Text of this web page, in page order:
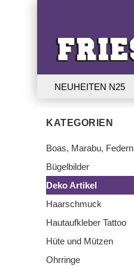
NEUHEITEN N25
KATEGORIEN
Boas, Marabu, Federn
Bügelbilder
Deko Artikel
Haarschmuck
Hautaufkleber Tattoo
Hüte und Mützen
Ohrringe